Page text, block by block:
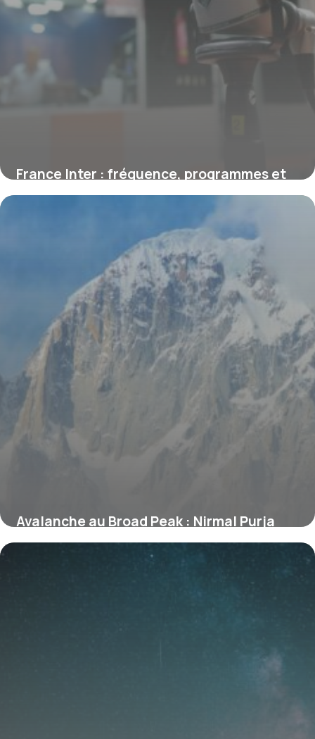
France Inter : fréquence, programmes et
audiences, le guide complet
Avalanche au Broad Peak : Nirmal Purja
parmi les 10 alpinistes disparus, ce que